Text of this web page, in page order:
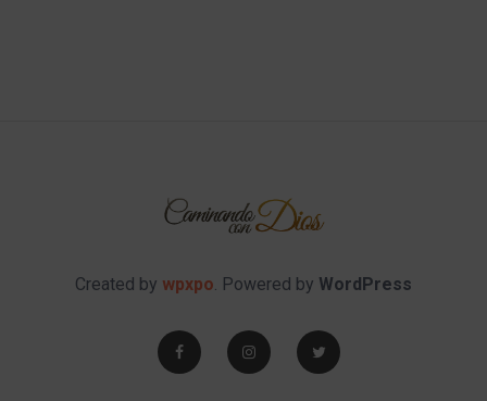
Created by wpxpo. Powered by WordPress